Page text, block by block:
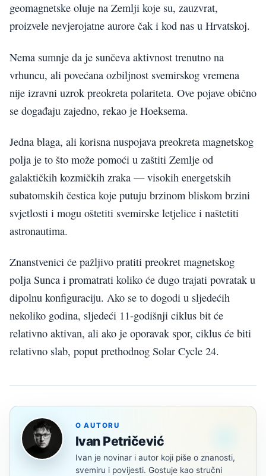
geomagnetske oluje na Zemlji koje su, zauzvrat,
proizvele nevjerojatne aurore čak i kod nas u Hrvatskoj.
Nema sumnje da je sunčeva aktivnost trenutno na
vrhuncu, ali povećana ozbiljnost svemirskog vremena
nije izravni uzrok preokreta polariteta. Ove pojave obično
se događaju zajedno, rekao je Hoeksema.
Jedna blaga, ali korisna nuspojava preokreta magnetskog
polja je to što može pomoći u zaštiti Zemlje od
galaktičkih kozmičkih zraka — visokih energetskih
subatomskih čestica koje putuju brzinom bliskom brzini
svjetlosti i mogu oštetiti svemirske letjelice i naštetiti
astronautima.
Znanstvenici će pažljivo pratiti preokret magnetskog
polja Sunca i promatrati koliko će dugo trajati povratak u
dipolnu konfiguraciju. Ako se to dogodi u sljedećih
nekoliko godina, sljedeći 11-godišnji ciklus bit će
relativno aktivan, ali ako je oporavak spor, ciklus će biti
relativno slab, poput prethodnog Solar Cycle 24.
O AUTORU
Ivan Petričević
Ivan je novinar i autor koji piše o znanosti,
svemiru i povijesti. Gostuje kao stručni